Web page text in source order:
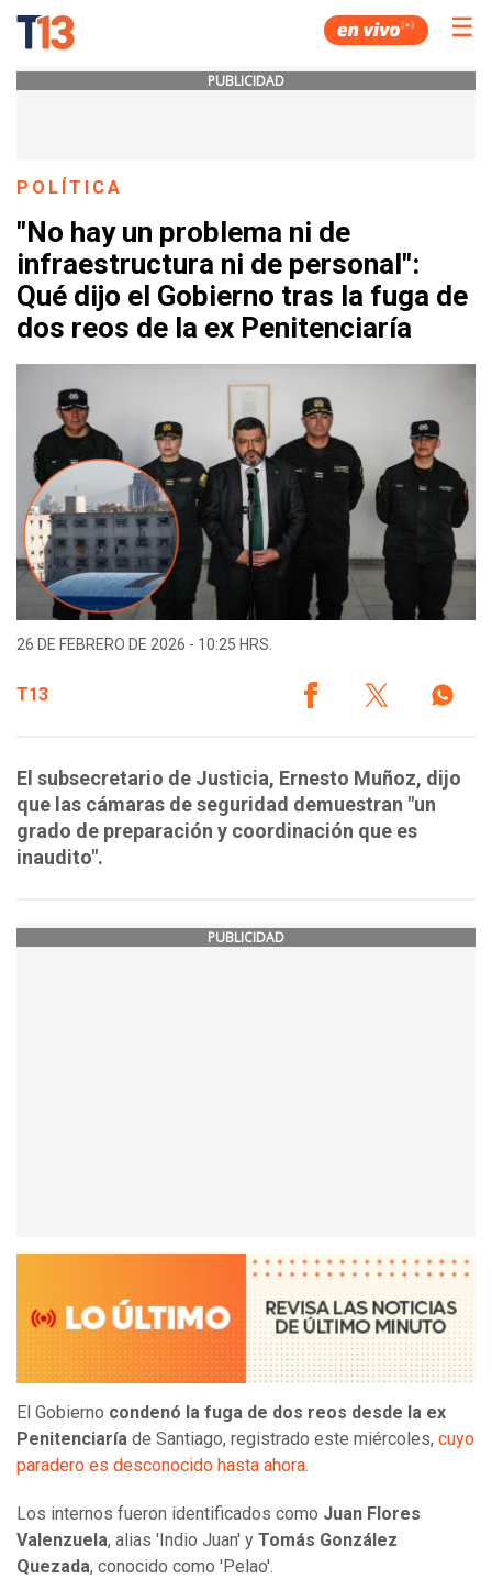
☰
PUBLICIDAD
POLÍTICA
"No hay un problema ni de
infraestructura ni de personal":
Qué dijo el Gobierno tras la fuga de
dos reos de la ex Penitenciaría
26 DE FEBRERO DE 2026 - 10:25 HRS.
T13
El subsecretario de Justicia, Ernesto Muñoz, dijo
que las cámaras de seguridad demuestran "un
grado de preparación y coordinación que es
inaudito".
PUBLICIDAD
El Gobierno condenó la fuga de dos reos desde la ex
Penitenciaría de Santiago, registrado este miércoles, cuyo
paradero es desconocido hasta ahora.
Los internos fueron identificados como Juan Flores
Valenzuela, alias 'Indio Juan' y Tomás González
Quezada, conocido como 'Pelao'.